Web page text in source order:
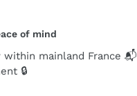
of mind
within mainland France 📬
🔒